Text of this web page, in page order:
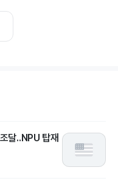
달..NPU 탑재